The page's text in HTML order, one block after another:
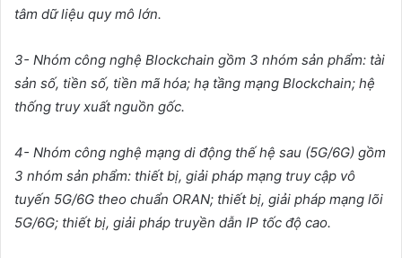
tâm dữliệu quy mô lớn.
3- Nhóm công nghệ Blockchain gồm 3 nhóm sản phẩm: tài
sản số, tiền số, tiền mã hóa; hạ tầng mạng Blockchain; hệ
thống truy xuất nguồn gốc.
4- Nhóm công nghệ mạng di động thếhệ sau (5G/6G) gồm
3 nhóm sản phẩm: thiết bị, giải pháp mạng truy cập vô
tuyến 5G/6G theo chuẩn ORAN; thiết bị, giải pháp mạng lõi
5G/6G; thiết bị, giải pháp truyền dẫn IP tốc độ cao.